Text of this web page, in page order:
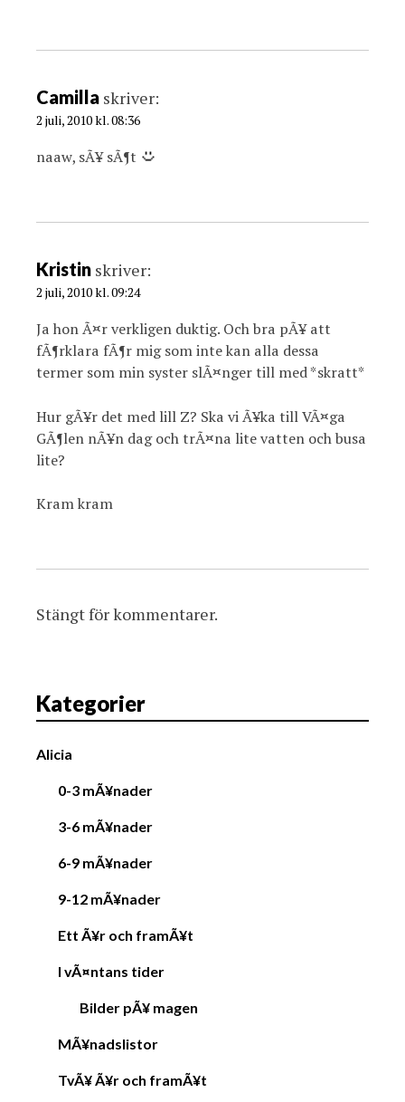
Camilla skriver:
2 juli, 2010 kl. 08:36
naaw, sÃ¥ sÃ¶t
Kristin skriver:
2 juli, 2010 kl. 09:24
Ja hon Ã¤r verkligen duktig. Och bra pÃ¥ att
fÃ¶rklara fÃ¶r mig som inte kan alla dessa
termer som min syster slÃ¤nger till med *skratt*
Hur gÃ¥r det med lill Z? Ska vi Ã¥ka till VÃ¤ga
GÃ¶len nÃ¥n dag och trÃ¤na lite vatten och busa
lite?
Kram kram
Stängt för kommentarer.
Kategorier
Alicia
0-3 mÃ¥nader
3-6 mÃ¥nader
6-9 mÃ¥nader
9-12 mÃ¥nader
Ett Ã¥r och framÃ¥t
I vÃ¤ntans tider
Bilder pÃ¥ magen
MÃ¥nadslistor
TvÃ¥ Ã¥r och framÃ¥t